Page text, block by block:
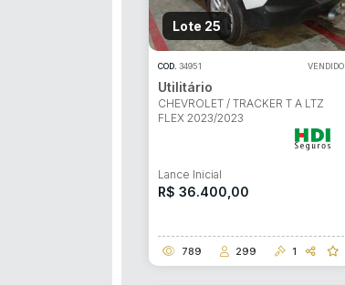
Lote 25
COD. 34951 VENDIDO
Utilitário
CHEVROLET / TRACKER T A LTZ
FLEX 2023/2023
Lance Inicial
R$ 36.400,00
789 299 1